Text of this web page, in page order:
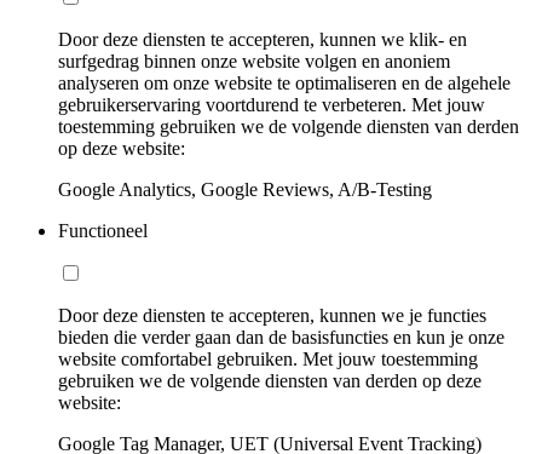
Door deze diensten te accepteren, kunnen we klik- en
surfgedrag binnen onze website volgen en anoniem
analyseren om onze website te optimaliseren en de algehele
gebruikerservaring voortdurend te verbeteren. Met jouw
toestemming gebruiken we de volgende diensten van derden
op deze website:
Google Analytics, Google Reviews, A/B-Testing
Functioneel
Door deze diensten te accepteren, kunnen we je functies
bieden die verder gaan dan de basisfuncties en kun je onze
website comfortabel gebruiken. Met jouw toestemming
gebruiken we de volgende diensten van derden op deze
website:
Google Tag Manager, UET (Universal Event Tracking)